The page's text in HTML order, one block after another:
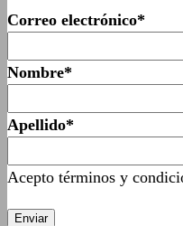
Correo electrónico*
Nombre*
Apellido*
Acepto términos y